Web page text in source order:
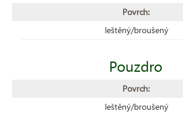
Povrch:
leštěný/broušený
Pouzdro
Povrch:
leštěný/broušený